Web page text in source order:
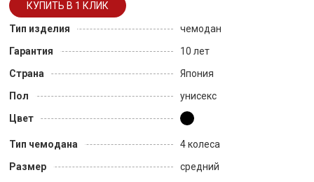
Тип изделия
чемодан
Гарантия
10 лет
Страна
Япония
Пол
унисекс
Цвет
Тип чемодана
4 колеса
Размер
средний